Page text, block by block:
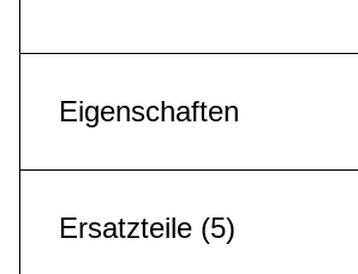
Eigenschaften
Ersatzteile (5)